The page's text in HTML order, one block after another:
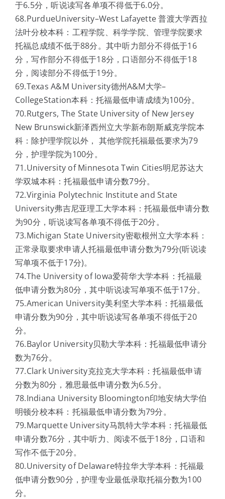
于6.5分，听说读写各单项不得低于6.0分。
68.PurdueUniversity–West Lafayette 普渡大学西拉
法叶分校本科：工程学院、科学学院、管理学院要求
托福总成绩不低于88分。其中听力部分不得低于16
分，写作部分不得低于18分，口语部分不得低于18
分，阅读部分不得低于19分。
69.Texas A&M University德州A&M大学–
CollegeStation本科：托福最低申请成绩为100分。
70.Rutgers, The State University of New Jersey
New Brunswick新泽西州立大学新布朗斯威克学院本
科：除护理学院以外， 其他学院托福最低要求为79
分，护理学院为100分。
71.University of Minnesota Twin Cities明尼苏达大
学双城本科：托福最低申请分数79分。
72.Virginia Polytechnic Institute and State
University弗吉尼亚理工大学本科：托福最低申请分数
为90分，听说读写各单项不得低于20分。
73.Michigan State University密歇根州立大学本科：
正常录取要求申请人托福最低申请分数为79分(听说读
写单项不低于17分)。
74.The University of Iowa爱荷华大学本科：托福最
低申请分数为80分，其中听说读写单项不低于17分。
75.American University美利坚大学本科：托福最低
申请分数为90分，其中听说读写各单项不得低于20
分。
76.Baylor University贝勒大学本科：托福最低申请分
数为76分。
77.Clark University克拉克大学本科：托福最低申请
分数为80分，雅思最低申请分数为6.5分。
78.Indiana University Bloomington印地安纳大学伯
明顿分校本科：托福最低申请分数为79分。
79.Marquette University马凯特大学本科：托福最低
申请分数76分，其中听力、阅读不低于18分，口语和
写作不低于20分。
80.University of Delaware特拉华大学本科：托福最
低申请分数90分，护理专业最低录取托福分数为100
分。